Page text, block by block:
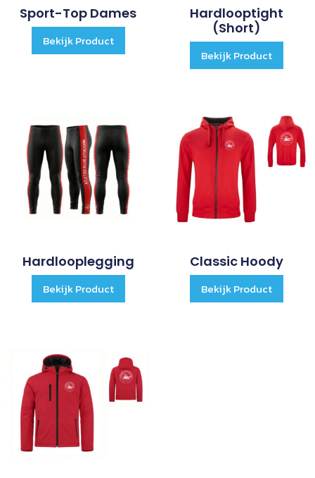
Sport-Top Dames
Bekijk Product
Hardlooptight
(short)
Bekijk Product
Hardlooplegging
Bekijk Product
Classic Hoody
Bekijk Product